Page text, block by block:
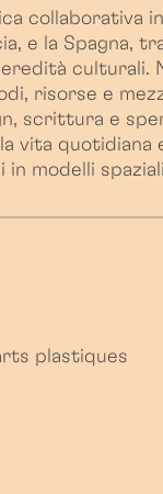
collaborativa
e la Spagna,
culturali.
risorse e
scrittura e
vita
in modelli
plastiques